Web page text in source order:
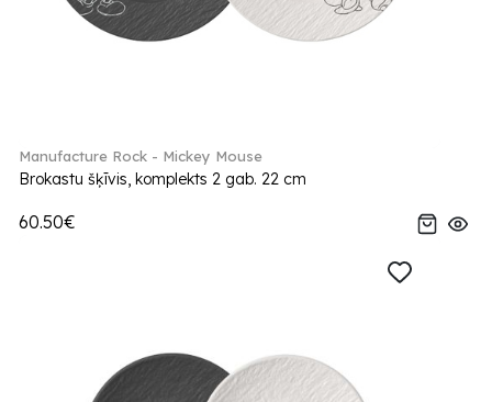
Manufacture Rock - Mickey Mouse
Brokastu šķīvis, komplekts 2 gab. 22 cm
60.50€